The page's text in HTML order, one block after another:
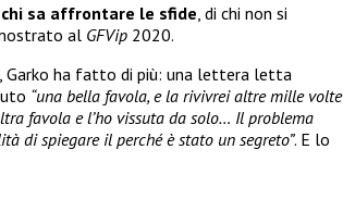
sa affrontare le sfide , di chi non si
al GFVip 2020.
, Garko ha fatto di più: una lettera letta
“una bella favola, e la rivivrei altre mille volte
favola e l’ho vissuta da solo… Il problema
di spiegare il perché è stato un segreto”. E lo